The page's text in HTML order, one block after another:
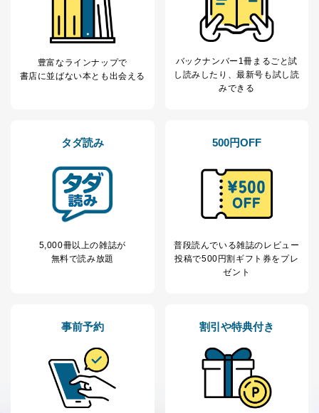
東京都渋谷区南平台町16-11
株式会社富士山マガジンサービス
個人情報保護管理者: 経営管理グループディレクター 前
田 嘉也
りです。
当社の定期購読サ
の方の個人情報
購入商品の配送のため
ｅメール等による商品、サービ
ス、キャンペーン等の広告の案内
個人が特定できない形で取得した
閲覧履歴や購買履歴等の情報を分
析して、趣味・嗜好に
いただいた方の個
処、オペレーター教育など応対品
当社カスタマーQ＆
Aサービス利用者
カスタマーQ＆Aサイトの投稿内容
ｅメール等によるカスタマーQ＆A
サイトのサービス内容のご案内の
豊富なラインナップで
書店に並ばない本とも出会える
バックナンバー1冊まるごと試
し読み したり、最新号も試し読
みできる
タダ読み
5,000冊以上の雑誌が
無料で読み放題
500円OFF
普段読んでいる雑誌のレビュー
投稿で500円割ギフト券をプレ
ゼント
事前予約 割引や特典付き